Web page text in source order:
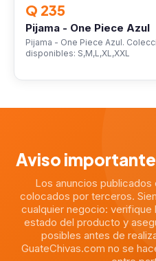
Q 235
Pijama - One Piece Azul
Pijama - One Piece Azul.
disponibles: S,M,L,XL,XXL
Aviso
Los anuncios publicados
colocados por terceros.
cualquier negocio: verifique
estado del producto y
posibles antes de
GuateChivas.com no se